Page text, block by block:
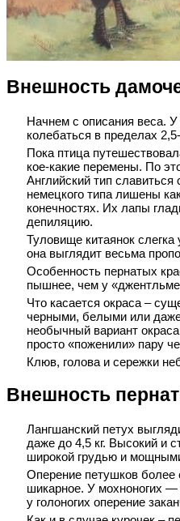
Внешность
Начнем с описания веса.
колебаться в пределах 2,5-
Пока птица
кое-какие перемены. По
Английский тип
немецкого типа лишены
конечностях. Их лапы
депиляцию.
Туловище китаянок
она выглядит весьма
Особенность пернатых
пышнее, чем у
Что касается окраса –
черными, белыми или
необычный вариант
просто «поженили» пару
Клюв, голова и сережки
Внешность
Лангшанский петух
даже до 4,5 кг. Высокий и
широкой грудью и
Оперение петушков более
шикарное. У мохноногих
у голоногих оперение